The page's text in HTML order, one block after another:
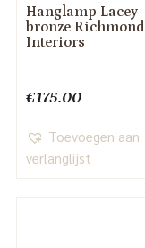
Hanglamp Lacey
bronze Richmond
Interiors
€175.00
Toevoegen aan
verlanglijst